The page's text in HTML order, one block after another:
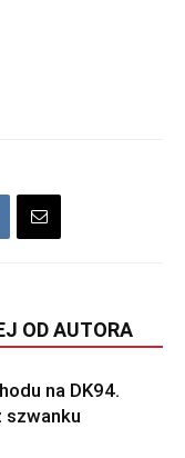
OD AUTORA
na DK94.
szwanku